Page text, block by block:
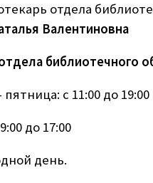
отдела
Валентиновна
библиотечного
с 11:00 до 19:00
до 17:00
день.